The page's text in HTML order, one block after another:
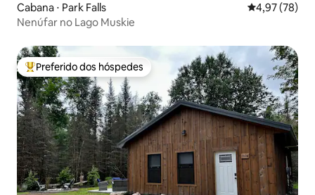
Cabana ⋅ Park Falls 4,97 de uma
4,97 (78)
Nenúfar no Lago Muskie
Entre os melhores preferidos dos hóspedes
Preferido dos hóspedes